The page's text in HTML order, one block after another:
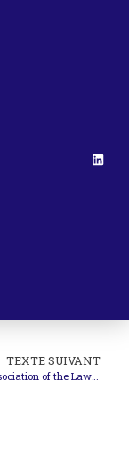
TEXTE SUIVANT